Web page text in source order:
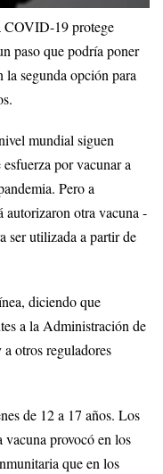
COVID-19 protege
paso que podría poner
la segunda opción para
mundial siguen
por vacunar a
Pero a
otra vacuna -
ser utilizada a partir de
diciendo que
a la Administración de
otros reguladores
de 12 a 17 años. Los
vacuna provocó en los
que en los